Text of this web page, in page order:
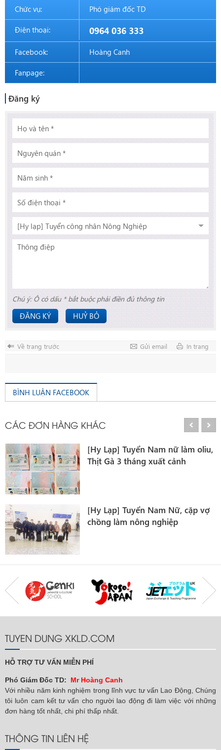
Chức vụ: Phó giám đốc TD
Điện thoại: 0964 036 333
Facebook: Hoàng Canh
Fanpage:
Đăng ký
Chú ý: Ô có dấu * bắt buộc phải điền đủ thông tin
ĐĂNG KÝ HUỶ BỎ
Về trang trước Gửi email In trang
BÌNH LUẬN FACEBOOK
CÁC ĐƠN HÀNG KHÁC
[Hy Lạp] Tuyển Nữ chê biến thực
phẩm Oliu
TUYEN DUNG XKLD.COM
HỖ TRỢ TƯ VẤN MIỄN PHÍ
Phó Giám Đốc TD:
Mr Hoàng Canh
Với nhiều năm kinh nghiệm trong lĩnh vực tư vấn Lao Động, Chúng
tôi luôn cam kết tư vấn cho người lao động đi làm việc với những
đơn hàng tốt nhất, chi phí thấp nhất.
THÔNG TIN LIÊN HỆ